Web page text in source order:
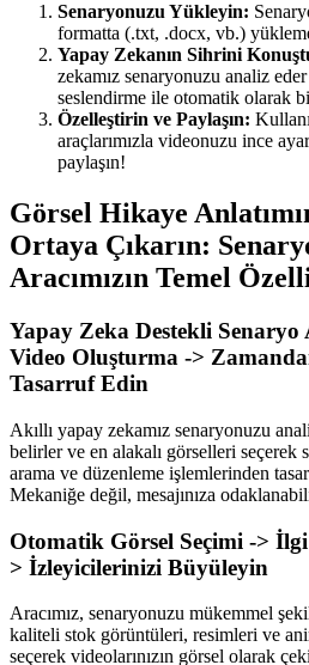
Senaryonuzu Yükleyin:
formatta (.txt, .docx, vb.)
Yapay Zekanın Sihrini
zekamız senaryonuzu analiz
seslendirme ile otomatik olarak
Özelleştirin ve Paylaşın:
araçlarımızla videonuzu ince
paylaşın!
Görsel Hikaye
Ortaya Çıkarın:
Aracımızın Temel
Yapay Zeka Destekli
Video Oluşturma ->
Tasarruf Edin
Akıllı yapay zekamız senaryonuzu
belirler ve en alakalı görselleri seçerek
arama ve düzenleme işlemlerinden
Mekaniğe değil, mesajınıza
Otomatik Görsel Seçimi ->
> İzleyicilerinizi Büyüleyin
Aracımız, senaryonuzu mükemmel
kaliteli stok görüntüleri, resimleri ve
seçerek videolarınızın görsel olarak